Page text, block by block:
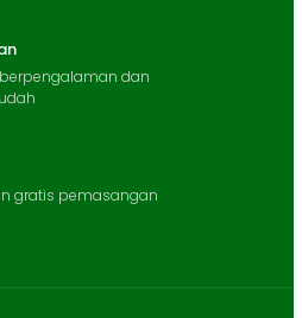
dan
gratis pemasangan